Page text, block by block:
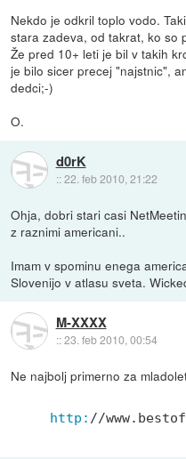
Nekdo je odkril toplo vodo.
stara zadeva, od takrat, ko so
Že pred 10+ leti je bil v takih
je bilo sicer precej "najstnic",
dedci;-)
O.
d0rK
::22. feb 2010, 21:22
Ohja, dobri stari casi
z raznimi americani..
Imam v spominu enega
Slovenijo v atlasu sveta.
M-XXXX
::23. feb 2010, 00:54
Ne najbolj primerno za
http: //